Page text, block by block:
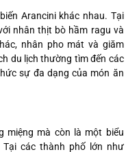
Arancini khác nhau. Tại
nhân thịt bò hầm ragu và
nhân pho mát và giăm
du lịch thường tìm đến các
sự đa dạng của món ăn
miệng mà còn là một biểu
các thành phố lớn như